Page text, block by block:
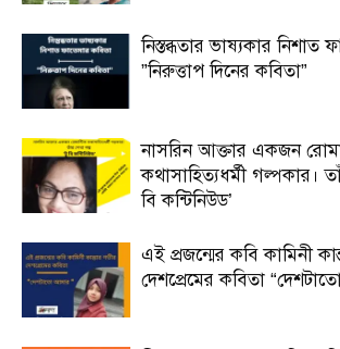
নিস্তব্ধতার ভাষ্যকার নিশাত
”নিরুত্তাপ দিনের কবিতা”
নাসরিন আক্তার একজন
কথাসাহিত্যধর্মী গল্পকার।
বি কন্টিনিউড’
এই প্রজন্মের কবি কামিনী
দেশপ্রেমের কবিতা